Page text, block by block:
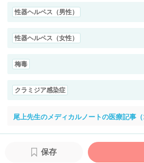
性器ヘルペス（男性）
性器ヘルペス（女性）
梅毒
クラミジア感染症
尾上先生のメディカルノートの医療記事
保存